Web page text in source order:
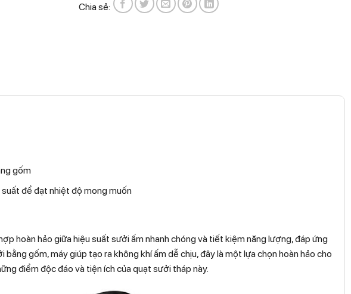
Chia sẻ:
gốm
để đạt nhiệt độ mong muốn
hoàn hảo giữa hiệu suất sưởi ấm nhanh chóng và tiết kiệm năng lượng, đáp ứng
gốm, máy giúp tạo ra không khí ấm dễ chịu, đây là một lựa chọn hoàn hảo cho
điểm độc đáo và tiện ích của quạt sưởi tháp này.